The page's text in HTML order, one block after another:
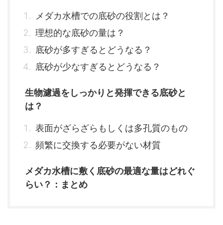
メダカ水槽での底砂の役割とは？
理想的な底砂の量は？
底砂が多すぎるとどうなる？
底砂が少なすぎるとどうなる？
生物濾過をしっかりと発揮できる底砂と
は？
表面がざらざらもしくは多孔質のもの
頻繁に交換する必要がない材質
メダカ水槽に敷く底砂の最適な量はどれぐ
らい？：まとめ